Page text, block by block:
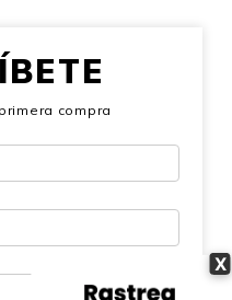
X
compra